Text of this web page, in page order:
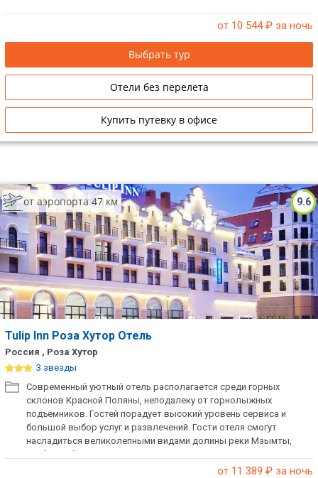
от 10 544₽ за ночь
Выбрать тур
Отели без перелета
Купить путевку в офисе
9.6
от аэропорта 47 км
Tulip Inn Роза Хутор Отель
Россия , Роза Хутор
3 звезды
Современный уютный отель располагается среди горных
склонов Красной Поляны, неподалеку от горнолыжных
подъемников. Гостей порадует высокий уровень сервиса и
большой выбор услуг и развлечений. Гости отеля смогут
насладиться великолепными видами долины реки Мзымты,
хребта Аибга и Псехако.
от 11 389 ₽ за ночь